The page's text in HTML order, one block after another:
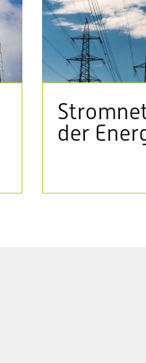
der